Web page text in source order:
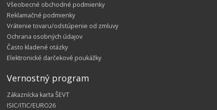
Všeobecné obchodné podmienky
Reklamačné podmienky
Vrátenie tovaru/odstúpenie od zmluvy
Ochrana osobných údajov
Často kladené otázky
Elektronické darčekové poukážky
Vernostný program
Zákaznícka karta ŠEVT
ISIC/ITIC/EURO26